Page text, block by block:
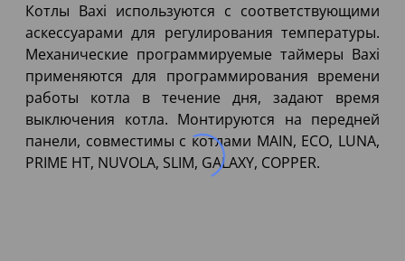
Котлы Baxi используются с соответствующими
аскессуарами для регулирования температуры.
Механические программируемые таймеры Baxi
применяются для программирования времени
работы котла в течение дня, задают время
выключения котла. Монтируются на передней
панели, совместимы с котлами MAIN, ECO, LUNA,
PRIME HT, NUVOLA, SLIM, GALAXY, COPPER.